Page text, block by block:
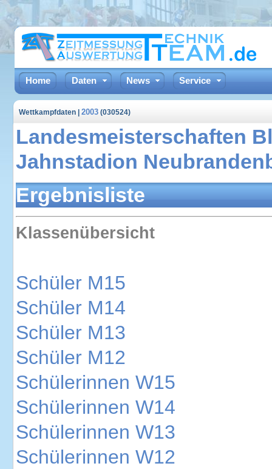
Home Daten News Service
Wettkampfdaten | 2003 (030524)
Landesmeisterschaften
Jahnstadion
Ergebnisliste
Klassenübersicht
Schüler M15
Schüler M14
Schüler M13
Schüler M12
Schülerinnen W15
Schülerinnen W14
Schülerinnen W13
Schülerinnen W12